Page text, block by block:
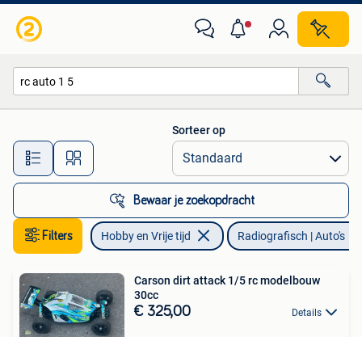
Alle afstanden…
Sorteer op
Bewaar je zoekopdracht
Filters Hobby en Vrije tijd Radiografisch | Auto's
Carson dirt attack 1/5 rc modelbouw
30cc
€ 325,00 Details